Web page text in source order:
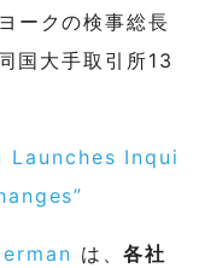
ークの検事総長
国大手取引所13
Launches Inqui
は、各社